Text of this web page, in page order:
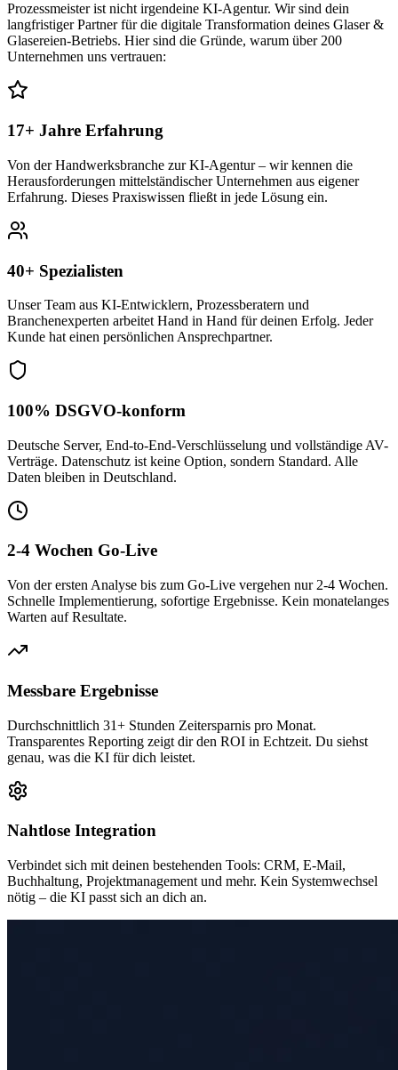
Prozessmeister ist nicht irgendeine KI-Agentur. Wir sind dein
langfristiger Partner für die digitale Transformation deines Glaser &
Glasereien-Betriebs. Hier sind die Gründe, warum über 200
Unternehmen uns vertrauen:
17+ Jahre Erfahrung
Von der Handwerksbranche zur KI-Agentur – wir kennen die
Herausforderungen mittelständischer Unternehmen aus eigener
Erfahrung. Dieses Praxiswissen fließt in jede Lösung ein.
40+ Spezialisten
Unser Team aus KI-Entwicklern, Prozessberatern und
Branchenexperten arbeitet Hand in Hand für deinen Erfolg. Jeder
Kunde hat einen persönlichen Ansprechpartner.
100% DSGVO-konform
Deutsche Server, End-to-End-Verschlüsselung und vollständige AV-
Verträge. Datenschutz ist keine Option, sondern Standard. Alle
Daten bleiben in Deutschland.
2-4 Wochen Go-Live
Von der ersten Analyse bis zum Go-Live vergehen nur 2-4 Wochen.
Schnelle Implementierung, sofortige Ergebnisse. Kein monatelanges
Warten auf Resultate.
Messbare Ergebnisse
Durchschnittlich 31+ Stunden Zeitersparnis pro Monat.
Transparentes Reporting zeigt dir den ROI in Echtzeit. Du siehst
genau, was die KI für dich leistet.
Nahtlose Integration
Verbindet sich mit deinen bestehenden Tools: CRM, E-Mail,
Buchhaltung, Projektmanagement und mehr. Kein Systemwechsel
nötig – die KI passt sich an dich an.